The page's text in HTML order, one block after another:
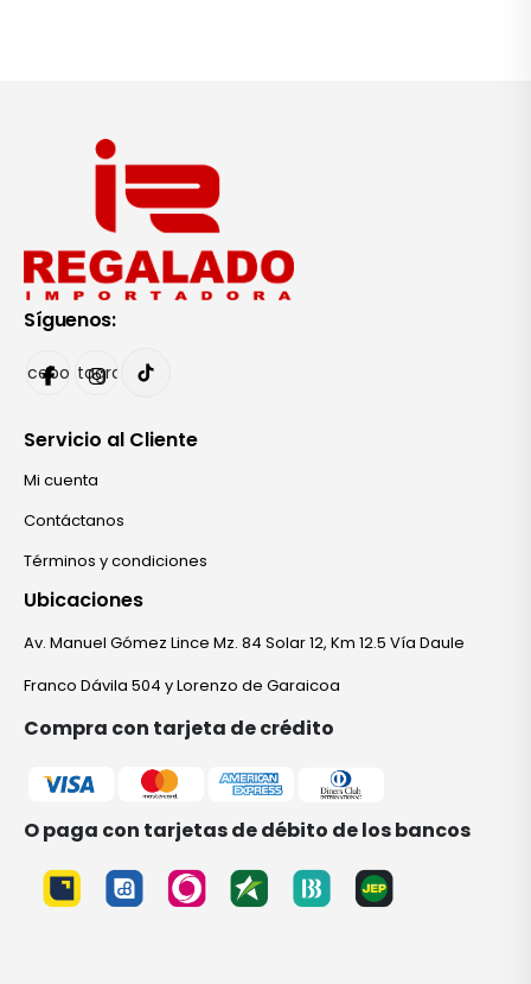
Síguenos:
FacebookInstagram
Servicio al Cliente
Mi cuenta
Contáctanos
Términos y condiciones
Ubicaciones
Av. Manuel Gómez Lince Mz. 84 Solar 12, Km 12.5 Vía Daule
Franco Dávila 504 y Lorenzo de Garaicoa
Compra con tarjeta de crédito
O paga con tarjetas de débito de los bancos